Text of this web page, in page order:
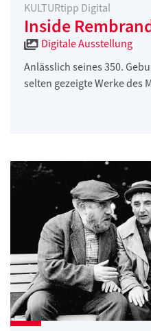
KULTURtipp Digital
Inside
Digitale Ausstellung
Anlässlich seines 350.
selten gezeigte Werke des